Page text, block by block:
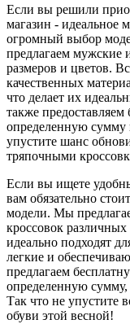
Если вы решили
магазин - идеальное
огромный выбор
предлагаем мужские
размеров и цветов.
качественных
что делает их
также предоставляем
определенную
упустите шанс
тряпочными
Если вы ищете
вам обязательно
модели. Мы
кроссовок
идеально подходят
легкие и
предлагаем
определенную
Так что не упустите
обуви этой весной!